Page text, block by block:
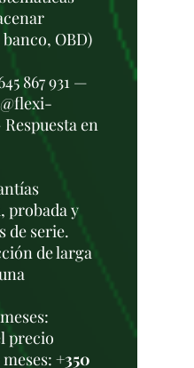
OBD)
867 931 —
en
probada y
de serie.
de larga
precio
+350